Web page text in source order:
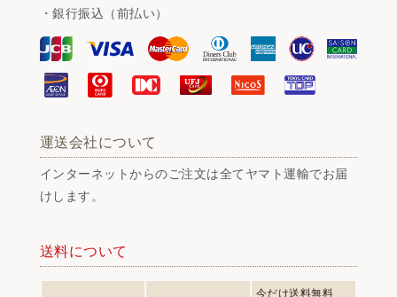
・銀行振込（前払い）
運送会社について
インターネットからのご注文は全てヤマト運輸でお届
けします。
送料について
今だけ送料無料